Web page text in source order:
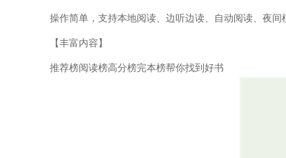
操作简单，支持本地阅读、边听边读、自动阅读、夜间
【丰富内容】
推荐榜阅读榜高分榜完本榜帮你找到好书